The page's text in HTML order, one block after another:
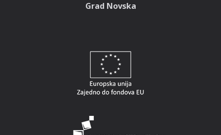
Grad Novska